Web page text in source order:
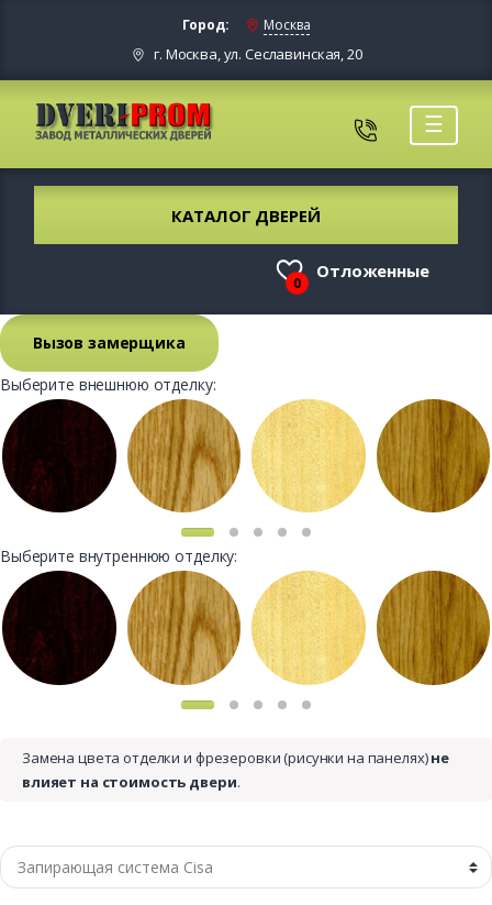
Город: Москва
г. Москва, ул. Сеславинская, 20
☰
КАТАЛОГ ДВЕРЕЙ
0
Отложенные
Вызов замерщика
Выберите внешнюю отделку:
Выберите внутреннюю отделку:
Замена цвета отделки и фрезеровки (рисунки на панелях)не
влияет на стоимость двери.